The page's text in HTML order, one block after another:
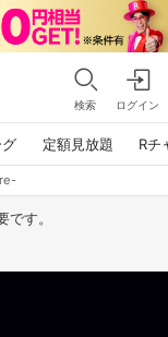
検索 ログイン
定額見放題 Rチ
です。